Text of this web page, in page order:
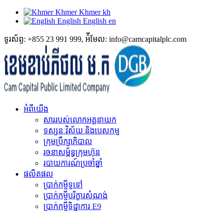
Khmer Khmer kh
English English en
ទូរស័ព្ទ: +855 23 991 999, អ៉ីមែល: info@camcapitalplc.com
អំពីយើង
សាររបស់លោកអគ្គនាយក
ទស្សនៈវិស័យ និងបេសកម្ម
ក្រុមប្រឹក្សាភិបាល
រចនាសម្ព័ន្ធក្រុមហ៊ុន
របាយការណ៍ប្រចាំឆ្នាំ
ផលិតផល
ប្រាក់កម្ចីទូទៅ
ប្រាក់កម្ចីបរិក្ខារសំណង់
ប្រាក់កម្ចីទិដ្ឋាការ E9